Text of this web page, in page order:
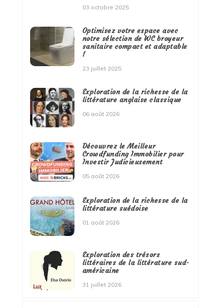
03 octobre 2025
Optimisez votre espace avec
notre sélection de WC broyeur
sanitaire compact et adaptable
!
23 juillet 2025
Exploration de la richesse de la
littérature anglaise classique
06 août 2026
Découvrez le Meilleur
Crowdfunding Immobilier pour
Investir Judicieusement
05 août 2026
Exploration de la richesse de la
littérature suédoise
01 août 2026
Exploration des trésors
littéraires de la littérature sud-
américaine
31 juillet 2026